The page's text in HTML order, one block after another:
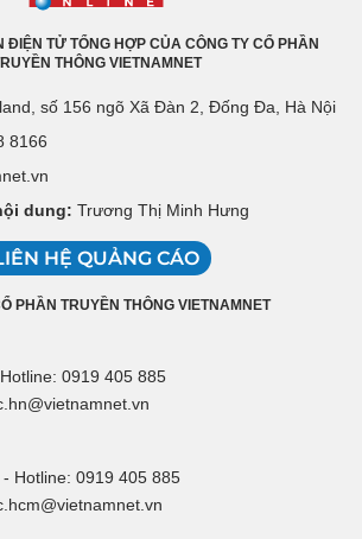
ĐIỆN TỬ TỔNG HỢP CỦA CÔNG TY CỔ PHẦN
THÔNG VIETNAMNET
số 156 ngõ Xã Đàn 2, Đống Đa, Hà Nội
8166
dung: Trương Thị Minh Hưng
HỆ QUẢNG CÁO
PHẦN TRUYỀN THÔNG VIETNAMNET
0919 405 885
Hotline: 0919 405 885